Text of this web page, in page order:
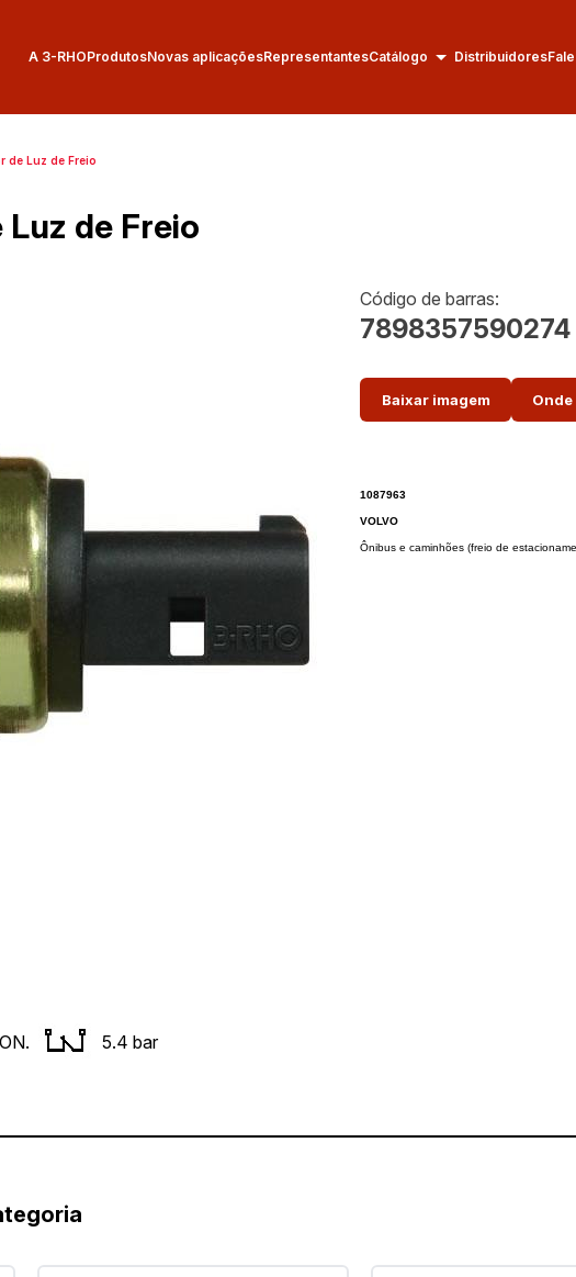
A 3-RHOProdutosNovas aplicaçõesRepresentantesCatálogo Distribuidores
de Luz de Freio
de Freio
5.4 bar
Código de barras:
7898357590274
Baixar imagem
1087963
VOLVO
Ônibus e caminhões (freio de